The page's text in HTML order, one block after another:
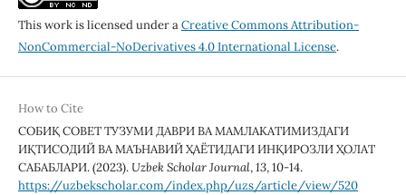
This work is licensed under aCreative Commons Attribution-
NonCommercial-NoDerivatives 4.0 International License.
How to Cite
СОБИҚ СОВЕТ ТУЗУМИ ДАВРИ ВА МАМЛАКАТИМИЗДАГИ
ИҚТИСОДИЙ ВА МАЪНАВИЙ ҲАЁТИДАГИ ИНҚИРОЗЛИ ҲОЛАТ
САБАБЛАРИ. (2023).Uzbek Scholar Journal,13, 10-14.
https://uzbekscholar.com/index.php/uzs/article/view/520